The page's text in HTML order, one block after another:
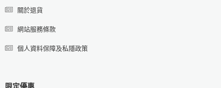
關於退貨
網站服務條款
個人資料保障及私隱政策
限定優惠